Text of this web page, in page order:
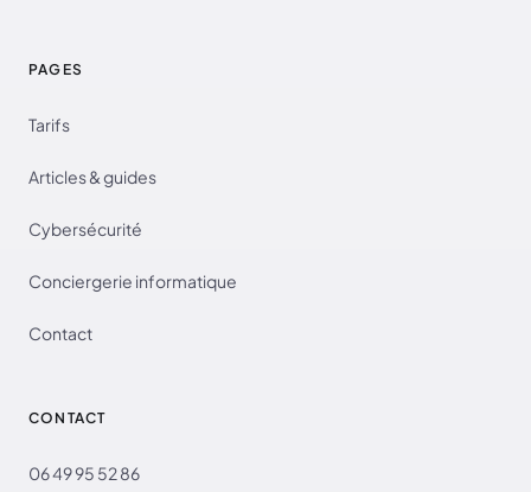
PAGES
Tarifs
Articles & guides
Cybersécurité
Conciergerie informatique
Contact
CONTACT
06 49 95 52 86